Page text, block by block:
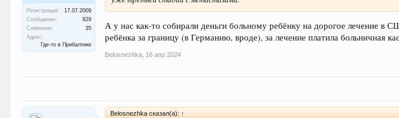
Регистрация:
17.07.2009
Сообщения:
829
Симпатии:
35
Адрес:
Где-то в Прибалтике
А у нас как-то собирали деньги больному ребёнку на дорогое лечение в
ребёнка за границу (в Германию, вроде), за лечение платила больничная
Belosnezhka 16 апр 2024
Belosnezhka сказал(а): ↑